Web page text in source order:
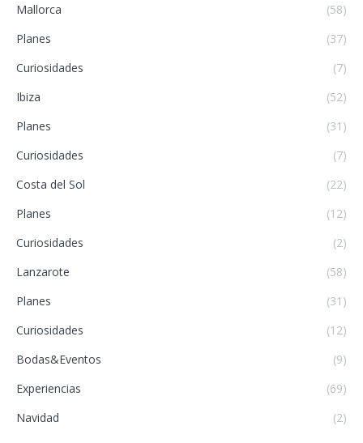
Mallorca
(58)
Planes
(37)
Curiosidades
(7)
Ibiza
(52)
Planes
(31)
Curiosidades
(7)
Costa del Sol
(22)
Planes
(12)
Curiosidades
(2)
Lanzarote
(58)
Planes
(31)
Curiosidades
(12)
Bodas&Eventos
(9)
Experiencias
(69)
Navidad
(2)